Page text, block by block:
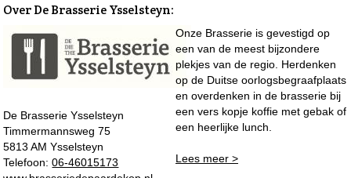
Over De Brasserie Ysselsteyn:
De Brasserie Ysselsteyn
Timmermannsweg 75
5813 AM Ysselsteyn
Telefoon:06-46015173
Onze Brasserie is gevestigd op
een van de meest bijzondere
plekjes van de regio. Herdenken
op de Duitse oorlogsbegraafplaats
en overdenken in de brasserie bij
een vers kopje koffie met gebak of
een heerlijke lunch.
Lees meer >